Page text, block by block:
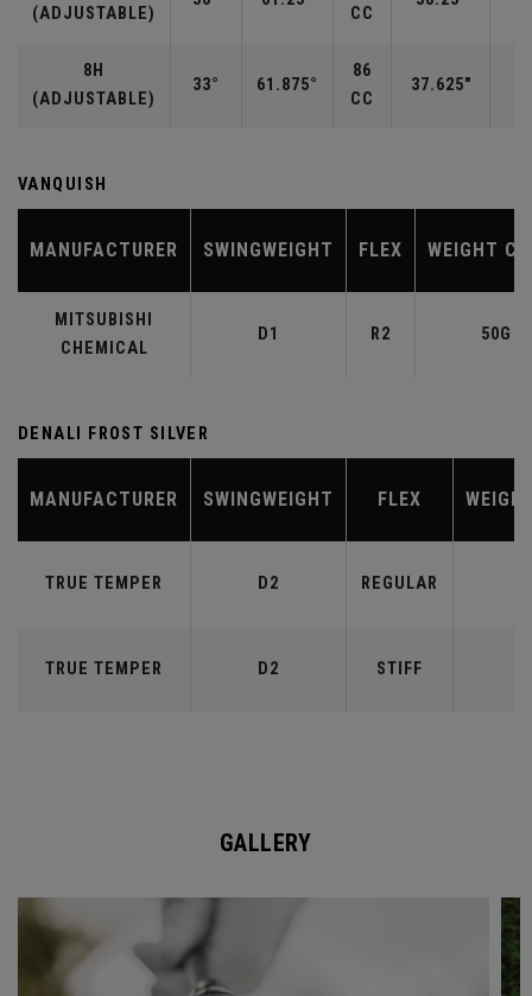
(ADJUSTABLE) CC
8H
(ADJUSTABLE)
33° 61.875°
86
CC
37.625"
VANQUISH
MANUFACTURER SWINGWEIGHT FLEX WEIGHT
MITSUBISHI
CHEMICAL
D1 R2 50G
DENALI FROST SILVER
MANUFACTURER SWINGWEIGHT FLEX
TRUE TEMPER D2 REGULAR
TRUE TEMPER D2 STIFF
GALLERY